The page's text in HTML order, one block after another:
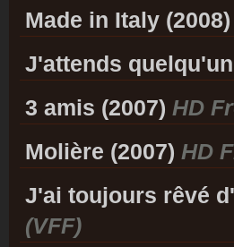
Made in Italy (2008)
J'attends quelqu'un
3 amis (2007) HD
Molière (2007) HD
J'ai toujours rêvé
(VFF)